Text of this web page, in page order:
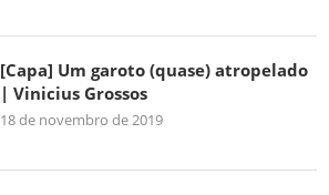
[Capa] Um garoto (quase) atropelado
| Vinicius Grossos
18 de novembro de 2019